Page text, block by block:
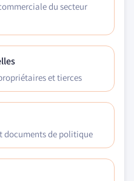
du secteur
et tierces
documents de politique